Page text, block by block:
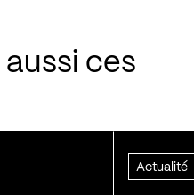
ces
Actualité